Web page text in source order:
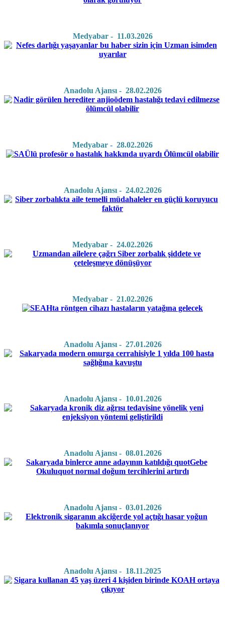
Medyabar - 11.03.2026
Anadolu Ajansı - 28.02.2026
Medyabar - 28.02.2026
Anadolu Ajansı - 24.02.2026
Medyabar - 24.02.2026
Medyabar - 21.02.2026
Anadolu Ajansı - 27.01.2026
Anadolu Ajansı - 10.01.2026
Anadolu Ajansı - 08.01.2026
Anadolu Ajansı - 03.01.2026
Anadolu Ajansı - 18.11.2025